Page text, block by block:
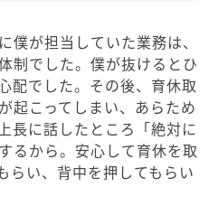
僕が担当していた業務は、
制でした。僕が抜けるとひ
配でした。その後、育休取
起こってしまい、あらため
長に話したところ「絶対に
るから。安心して育休を取
らい、背中を押してもらい